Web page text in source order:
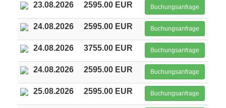
23.08.2026 2595.00 EUR Buchungsanfrage
24.08.2026 2595.00 EUR Buchungsanfrage
24.08.2026 3755.00 EUR Buchungsanfrage
24.08.2026 2595.00 EUR Buchungsanfrage
25.08.2026 2595.00 EUR Buchungsanfrage